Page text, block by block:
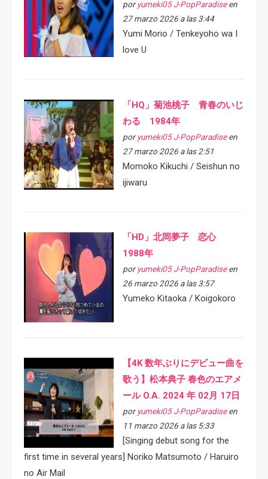
por yumeki05 J-PopParadiseen
27 marzo 2026 a las 3:44
Yumi Morio / Tenkeyoho wa I
love U
「HQ」菊池桃子 青春のいじ
わる 1984年
por yumeki05 J-PopParadiseen
27 marzo 2026 a las 2:51
Momoko Kikuchi / Seishun no
ijiwaru
「HD」北岡夢子 恋心
1988年
por yumeki05 J-PopParadiseen
26 marzo 2026 a las 3:57
Yumeko Kitaoka / Koigokoro
【4K 数年ぶりにデビュー曲を
歌う】松本典子 春色のエアメ
ール O.A. 2024 年 02月 17日
por yumeki05 J-PopParadiseen
11 marzo 2026 a las 5:33
[Singing debut song for the
first time in several years] Noriko Matsumoto / Haruiro
no Air Mail